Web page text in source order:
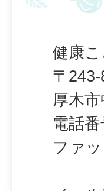
健康
〒
厚木
電話番
ファッ